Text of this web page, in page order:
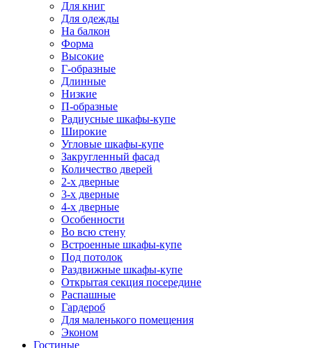
Для книг
Для одежды
На балкон
Форма
Высокие
Г-образные
Длинные
Низкие
П-образные
Радиусные шкафы-купе
Широкие
Угловые шкафы-купе
Закругленный фасад
Количество дверей
2-х дверные
3-х дверные
4-х дверные
Особенности
Во всю стену
Встроенные шкафы-купе
Под потолок
Раздвижные шкафы-купе
Открытая секция посередине
Распашные
Гардероб
Для маленького помещения
Эконом
Гостиные